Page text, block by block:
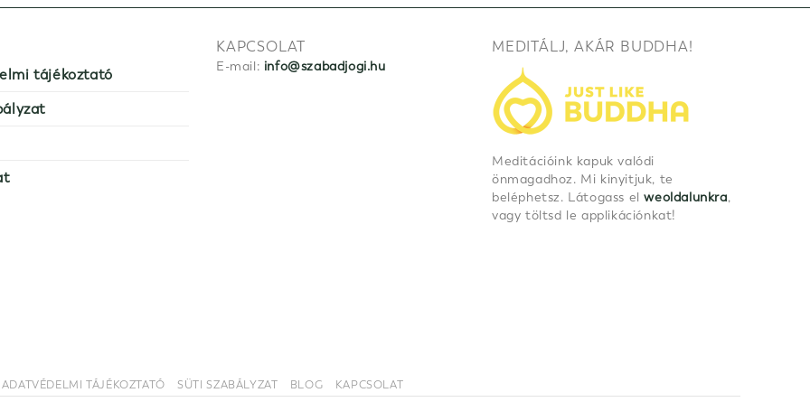
tájékoztató
KAPCSOLAT
E-mail: info@szabadjogi.hu
MEDITÁLJ, AKÁR BUDDHA!
Meditációink kapuk valódi
önmagadhoz. Mi kinyitjuk, te
beléphetsz. Látogass elweoldalunkra,
vagy töltsd le applikációnkat!
ADATVÉDELMI TÁJÉKOZTATÓ SÜTI SZABÁLYZAT BLOG KAPCSOLAT